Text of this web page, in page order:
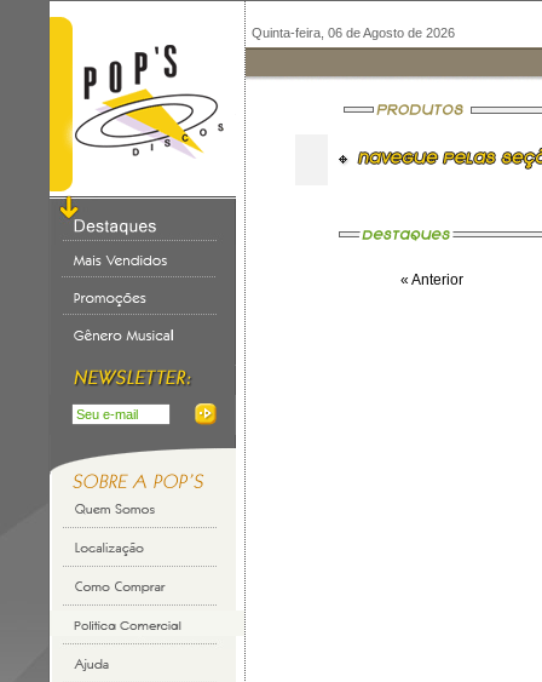
Quinta-feira, 06 de Agosto de 2026
« Anterior